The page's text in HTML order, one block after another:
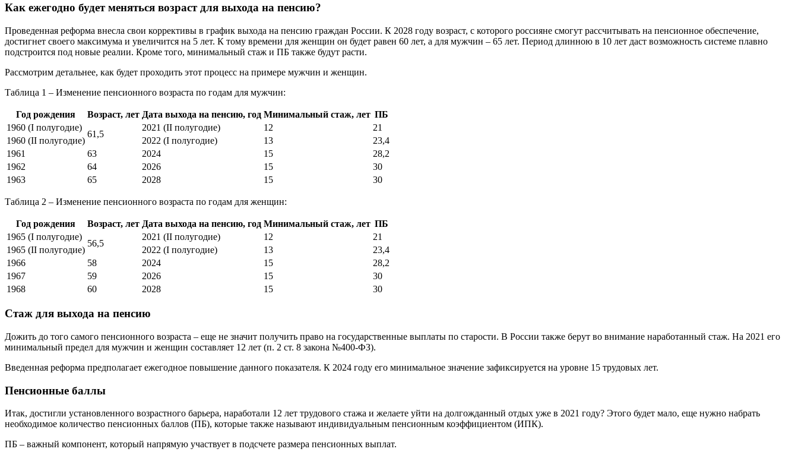
Как ежегодно будет меняться возраст для выхода на пенсию?
Проведенная реформа внесла свои коррективы в график выхода на пенсию граждан России. К 2028 году возраст, с которого россияне смогут рассчитывать на пенсионное обеспечение,
достигнет своего максимума и увеличится на 5 лет. К тому времени для женщин он будет равен 60 лет, а для мужчин – 65 лет. Период длинною в 10 лет даст возможность системе плавно
подстроится под новые реалии. Кроме того, минимальный стаж и ПБ также будут расти.
Рассмотрим детальнее, как будет проходить этот процесс на примере мужчин и женщин.
Таблица 1 – Изменение пенсионного возраста по годам для мужчин:
Год рождения Возраст, лет Дата выхода на пенсию, год Минимальный стаж, лет ПБ
1960 (I полугодие)
61,5
2021 (II полугодие) 12
21
1960 (II полугодие)
2022 (I полугодие) 13
23,4
1961
63 2024 15
28,2
1962
64 2026 15
30
1963
65 2028 15 30
Таблица 2 – Изменение пенсионного возраста по годам для женщин:
Год рождения Возраст, лет Дата выхода на пенсию, год Минимальный стаж, лет ПБ
1965 (I полугодие)
56,5
2021 (II полугодие) 12
21
1965 (II полугодие)
2022 (I полугодие) 13
23,4
1966
58 2024 15
28,2
1967
59 2026 15
30
1968
60 2028 15 30
Стаж для выхода на пенсию
Дожить до того самого пенсионного возраста – еще не значит получить право на государственные выплаты по старости. В России также берут во внимание наработанный стаж. На 2021 его
минимальный предел для мужчин и женщин составляет 12 лет (п. 2 ст. 8 закона №400-ФЗ).
Введенная реформа предполагает ежегодное повышение данного показателя. К 2024 году его минимальное значение зафиксируется на уровне 15 трудовых лет.
Пенсионные баллы
Итак, достигли установленного возрастного барьера, наработали 12 лет трудового стажа и желаете уйти на долгожданный отдых уже в 2021 году? Этого будет мало, еще нужно набрать
необходимое количество пенсионных баллов (ПБ), которые также называют индивидуальным пенсионным коэффициентом (ИПК).
ПБ – важный компонент, который напрямую участвует в подсчете размера пенсионных выплат.